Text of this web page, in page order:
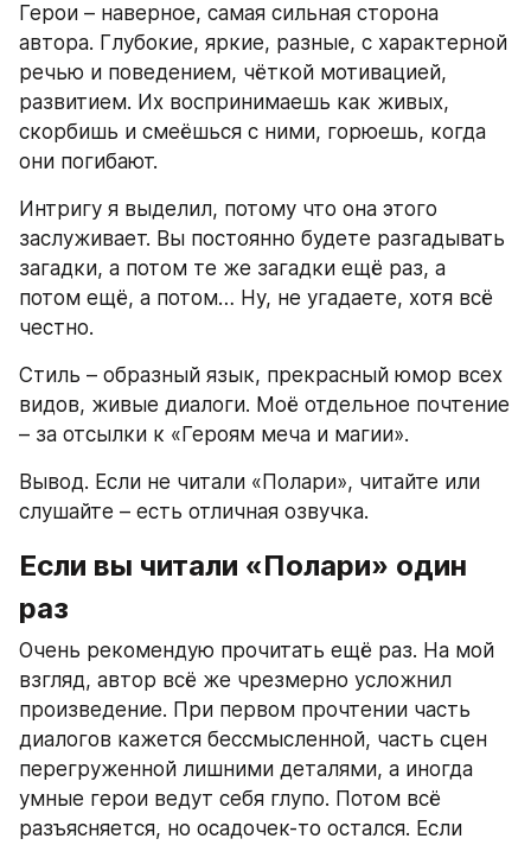
Герои – наверное, самая сильная сторона
автора. Глубокие, яркие, разные, с характерной
речью и поведением, чёткой мотивацией,
развитием. Их воспринимаешь как живых,
скорбишь и смеёшься с ними, горюешь, когда
они погибают.
Интригу я выделил, потому что она этого
заслуживает. Вы постоянно будете разгадывать
загадки, а потом те же загадки ещё раз, а
потом ещё, а потом… Ну, не угадаете, хотя всё
честно.
Стиль – образный язык, прекрасный юмор всех
видов, живые диалоги. Моё отдельное почтение
– за отсылки к «Героям меча и магии».
Вывод. Если не читали «Полари», читайте или
слушайте – есть отличная озвучка.
Если вы читали «Полари» один
раз
Очень рекомендую прочитать ещё раз. На мой
взгляд, автор всё же чрезмерно усложнил
произведение. При первом прочтении часть
диалогов кажется бессмысленной, часть сцен
перегруженной лишними деталями, а иногда
умные герои ведут себя глупо. Потом всё
разъясняется, но осадочек-то остался. Если